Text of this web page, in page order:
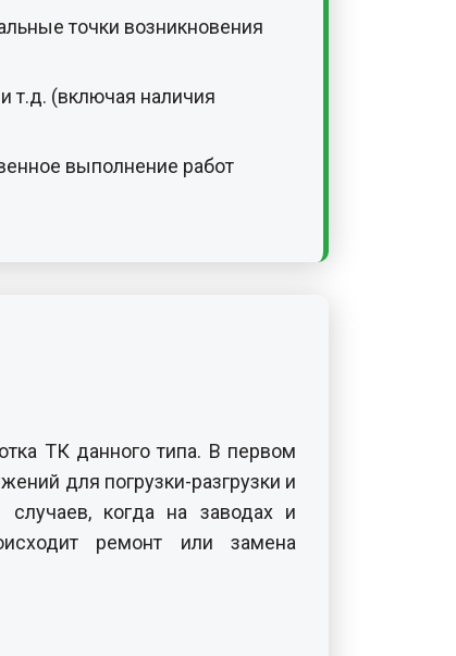
точки возникновения
т.д. (включая наличия
выполнение работ
ТК данного типа. В первом
для погрузки-разгрузки и
когда на заводах и
ремонт или замена